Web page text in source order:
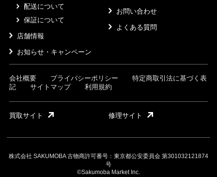
配送について
保証について
店舗情報
お知らせ・キャンペーン
お問い合わせ
よくある質問
会社概要 プライバシーポリシー
特定商取引法に基づく表
記
サイトマップ 利用規約
買取サイト 修理サイト
株式会社 SAKUMOBA 古物商許可番号：東京都公安委員会 第301032121874
号
©Sakumoba Market Inc.